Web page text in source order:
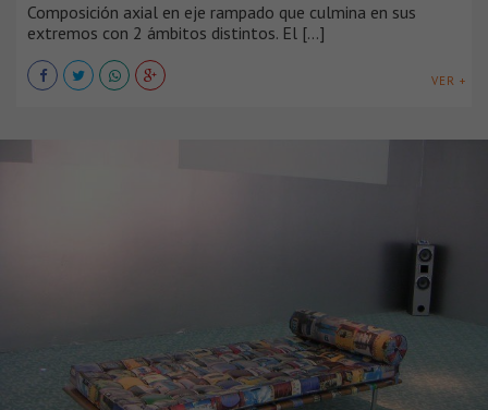
Composición axial en eje rampado que culmina en sus
extremos con 2 ámbitos distintos. El [...]
VER +